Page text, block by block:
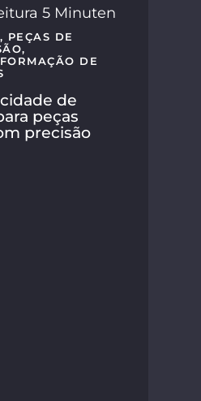
5 Minuten
, PEÇAS DE
,
DE
de
peças
precisão